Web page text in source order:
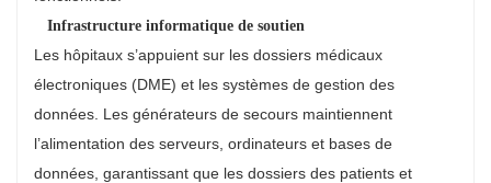
Infrastructure informatique de soutien
Les hôpitaux s’appuient sur les dossiers médicaux
électroniques (DME) et les systèmes de gestion des
données. Les générateurs de secours maintiennent
l’alimentation des serveurs, ordinateurs et bases de
données, garantissant que les dossiers des patients et